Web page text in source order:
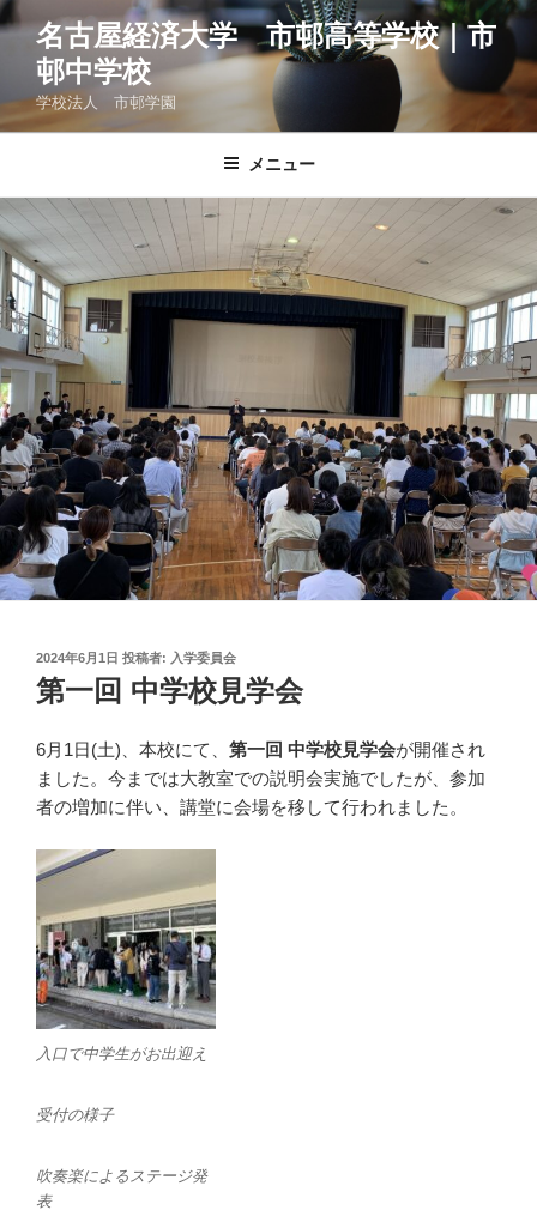
コ
ン
ツ
キ
ッ
プ
名古屋経済大学 市邨高等学校｜市
邨中学校
学校法人 市邨学園
メニュー
投
稿
日:
2024年6月1日 投稿者: 入学委員会
第一回 中学校見学会
6月1日(土)、本校にて、 第一回 中学校見学会が開催され
ました。今までは大教室での説明会実施でしたが、参加
者の増加に伴い、講堂に会場を移して行われました。
入口で中学生がお出迎え
受付の様子
吹奏楽によるステージ発
表